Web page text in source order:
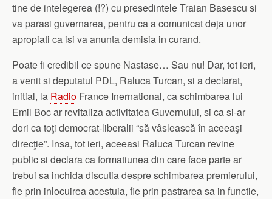
tine de intelegerea (!?) cu presedintele Traian Basescu si
va parasi guvernarea, pentru ca a comunicat deja unor
apropiati ca isi va anunta demisia in curand.
Poate fi credibil ce spune Nastase… Sau nu! Dar, tot ieri,
a venit si deputatul PDL, Raluca Turcan, si a declarat,
initial, la Radio France Inernational, ca schimbarea lui
Emil Boc ar revitaliza activitatea Guvernului, si ca si-ar
dori ca toţi democrat-liberalii “să vâslească în aceeaşi
direcţie”. Insa, tot ieri, aceeasi Raluca Turcan revine
public si declara ca formatiunea din care face parte ar
trebui sa inchida discutia despre schimbarea premierului,
fie prin inlocuirea acestuia, fie prin pastrarea sa in functie,